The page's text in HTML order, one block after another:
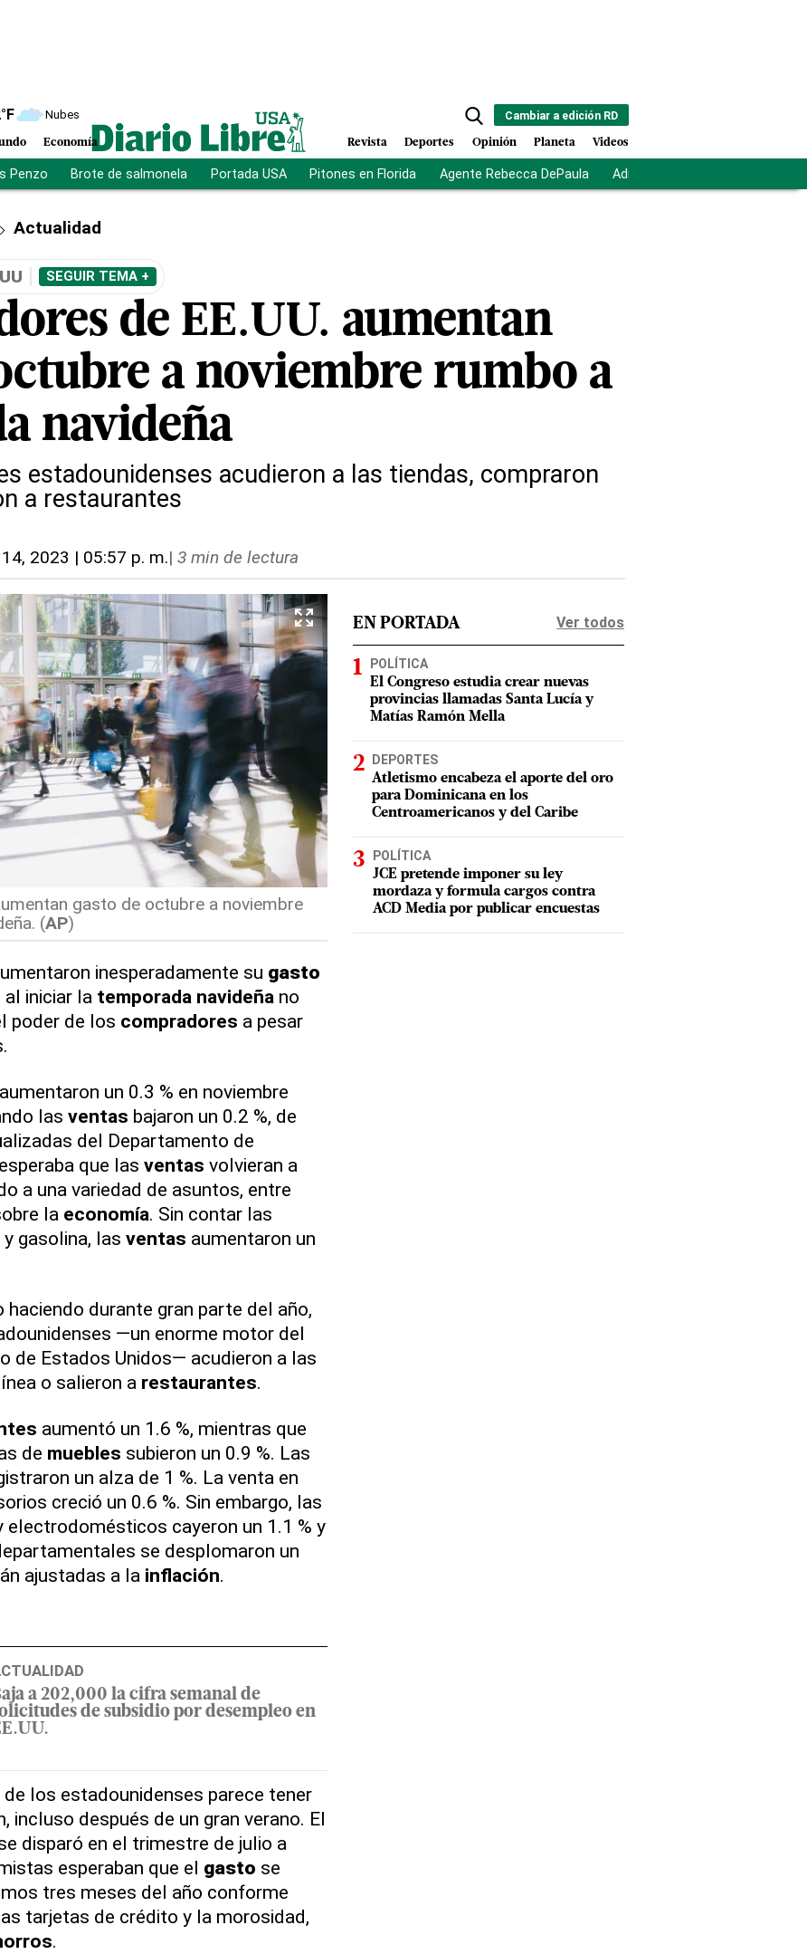
°F Nubes
Economía
Cambiar a edición RD
Revista Deportes Opinión Planeta Videos
Penzo Brote de salmonela Portada USA Pitones en Florida Agente Rebecca DePaula Adriano Espaillat
Actualidad
SEGUIR TEMA +
de EE.UU. aumentan
a noviembre rumbo a
navideña
estadounidenses acudieron a las tiendas, compraron
a restaurantes
2023 | 05:57 p. m.| 3 min de lectura
gasto de octubre a noviembre
(AP)
inesperadamente su gasto
iniciar la temporada navideñano
poder de los compradores a pesar
un 0.3 % en noviembre
las ventas bajaron un 0.2 %, de
del Departamento de
que las ventas volvieran a
a una variedad de asuntos, entre
la economía. Sin contar las
gasolina, las ventas aumentaron un
durante gran parte del año,
—un enorme motor del
de Estados Unidos— acudieron a las
o salieron a restaurantes.
aumentó un 1.6 %, mientras que
de muebles subieron un 0.9 %. Las
un alza de 1 %. La venta en
creció un 0.6 %. Sin embargo, las
electrodomésticos cayeron un 1.1 % y
se desplomaron un
ajustadas a la inflación.
a 202,000 la cifra semanal de
de subsidio por desempleo en
los estadounidenses parece tener
incluso después de un gran verano. El
disparó en el trimestre de julio a
esperaban que el gasto se
tres meses del año conforme
tarjetas de crédito y la morosidad,
.
EN PORTADA Ver todos
POLÍTICA
El Congreso estudia crear nuevas
provincias llamadas Santa Lucía y
Matías Ramón Mella
DEPORTES
Atletismo encabeza el aporte del oro
para Dominicana en los
Centroamericanos y del Caribe
POLÍTICA
JCE pretende imponer su ley
mordaza y formula cargos contra
ACD Media por publicar encuestas